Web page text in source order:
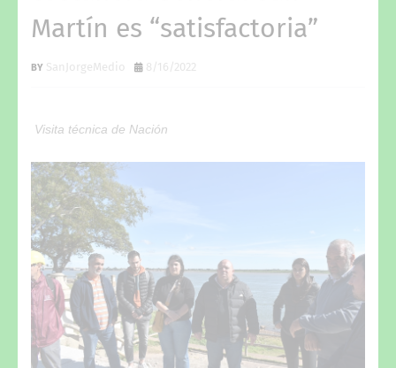
Martín es “satisfactoria”
SanJorgeMedio 8/16/2022
Visita técnica de Nación